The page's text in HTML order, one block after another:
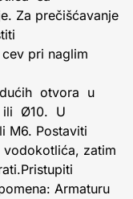
Za prečišćavanje
pri naglim
otvora u
ili Ø10. U
M6. Postaviti
vodokotlića, zatim
Armaturu